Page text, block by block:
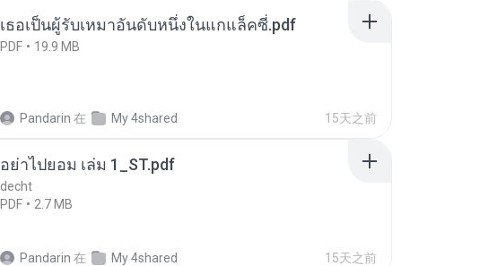
เธอเป็นผู้รับเหมาอันดับหนึ่งในแกแล็คซี่.pdf
PDF 19.9 MB
Pandarin 在 My 4shared 15天之前
อย่าไปยอม เล่ม 1_ST.pdf
decht
PDF
2.7 MB
Pandarin 在 My 4shared 15天之前